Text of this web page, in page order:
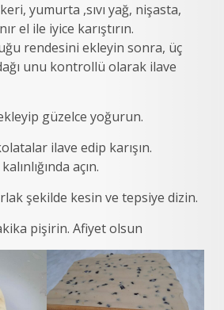
yumurta ,sıvı yağ, nişasta,
el ile iyice karıştırın.
rendesini ekleyin sonra, üç
unu kontrollü olarak ilave
güzelce yoğurun.
ilave edip karışın.
açın.
şekilde kesin ve tepsiye dizin.
pişirin. Afiyet olsun